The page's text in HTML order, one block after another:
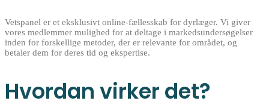
Vetspanel er et eksklusivt online-fællesskab for dyrlæger. Vi giver
vores medlemmer mulighed for at deltage i markedsundersøgelser
inden for forskellige metoder, der er relevante for området, og
betaler dem for deres tid og ekspertise.
Hvordan virker det?